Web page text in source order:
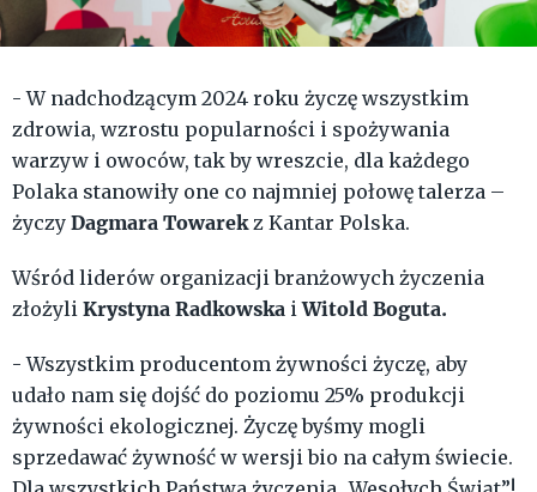
- W nadchodzącym 2024 roku życzę wszystkim
zdrowia, wzrostu popularności i spożywania
warzyw i owoców, tak by wreszcie, dla każdego
Polaka stanowiły one co najmniej połowę talerza –
życzy Dagmara Towarek z Kantar Polska.
Wśród liderów organizacji branżowych życzenia
złożyli Krystyna Radkowska i Witold Boguta.
- Wszystkim producentom żywności życzę, aby
udało nam się dojść do poziomu 25% produkcji
żywności ekologicznej. Życzę byśmy mogli
sprzedawać żywność w wersji bio na całym świecie.